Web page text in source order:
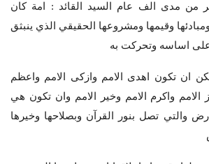
من مدى الف عام السيد القائد : امة كان
وقيمها ومشروعها الحقيقي الذي ينبثق
على اساسه وتحركت به
ان تكون اهدى الامم وازكى الامم واعظم
الامم واكرم الامم وخير الامم وان تكون هي
والتي تصل بنور القرآن وبصلاحها وخيرها